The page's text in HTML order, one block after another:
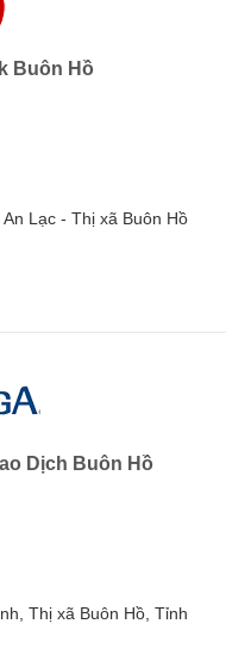
Buôn Hồ
Lạc - Thị xã Buôn Hồ
Dịch Buôn Hồ
Thị xã Buôn Hồ, Tỉnh